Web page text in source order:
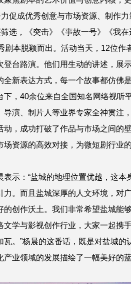
力促成优秀创意与市场资源、制作力
筛选，《突击》《事故一号》《我在
剧本脱颖而出。活动当天，12位作
登台路演。他们用生动的讲述，展
全新表达方式，每一个故事都仿佛
下，40余位来自全国知名网络视听
导演、制片人等业界专家全神贯注
动，成功打破了作品与市场之间的
场资源的高效对接，为微短剧行业
示：“盐城的地理位置优越，这本
力。而且盐城深厚的人文环境，对
的创作沃土。我们非常希望盐城能
文学与影视创作行业，大家一起携
瓦。”杨晨的这番话，既是对盐城的
产业领域的发展描绘了一幅美好的